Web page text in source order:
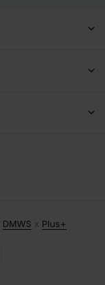
DMWS x Plus+